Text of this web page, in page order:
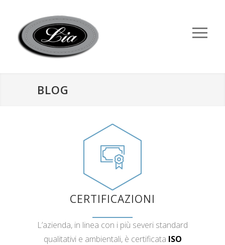
BLOG
CERTIFICAZIONI
L’azienda, in linea con i più severi standard
qualitativi e ambientali, è certificata ISO